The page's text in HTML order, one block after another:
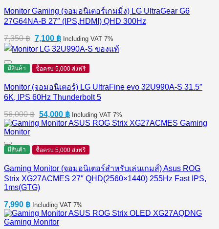
Monitor Gaming (จอมอนิเตอร์เกมมิ่ง) LG UltraGear G6
27G64NA-B 27″ (IPS,HDMI) QHD 300Hz
7,350฿ Original
price
was:
7,350 ฿.
7,100 ฿Current
price
is:
7,100 ฿.
Including VAT 7%
มีสินค้า ซื้อครบ 5,000 ส่งฟรี
Monitor (จอมอนิเตอร์) LG UltraFine evo 32U990A-S 31.5″
6K, IPS 60Hz Thunderbolt 5
56,000฿ Original
price
54,000 ฿Current
price
Including VAT 7%
มีสินค้า ซื้อครบ 5,000 ส่งฟรี
Gaming Monitor (จอมอนิเตอร์สำหรับเล่นเกมส์) Asus ROG
Strix XG27ACMES 27″ QHD(2560×1440) 255Hz Fast IPS,
1ms(GTG)
7,990 ฿ Including VAT 7%